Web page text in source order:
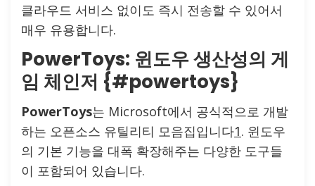
클라우드 서비스 없이도 즉시 전송할 수 있어서
매우 유용합니다.
PowerToys: 윈도우 생산성의 게
임 체인저 {#powertoys}
PowerToys는 Microsoft에서 공식적으로 개발
하는 오픈소스 유틸리티 모음집입니다1. 윈도우
의 기본 기능을 대폭 확장해주는 다양한 도구들
이 포함되어 있습니다.